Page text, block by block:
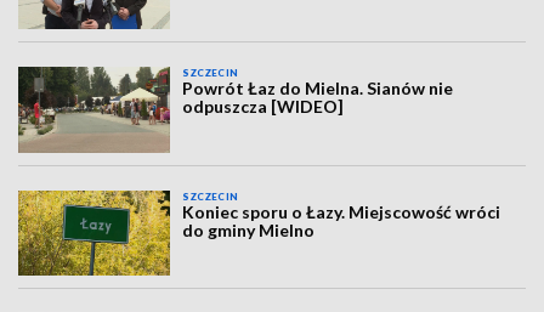
SZCZECIN
Powrót Łaz do Mielna. Sianów nie
odpuszcza [WIDEO]
SZCZECIN
Koniec sporu o Łazy. Miejscowość wróci
do gminy Mielno